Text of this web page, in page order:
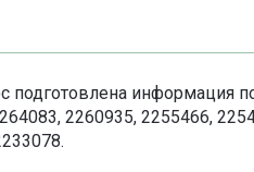
подготовлена информация
2260935, 2255466,